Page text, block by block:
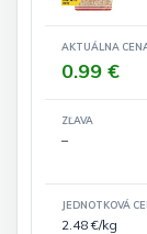
AKTUÁLNA
0.99 €
ZĽAVA
–
JEDNOTKOVÁ
2.48 €/kg